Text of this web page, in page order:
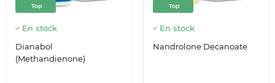
Top
En stock
Dianabol
(Methandienone)
Top
En stock
Nandrolone Decanoate